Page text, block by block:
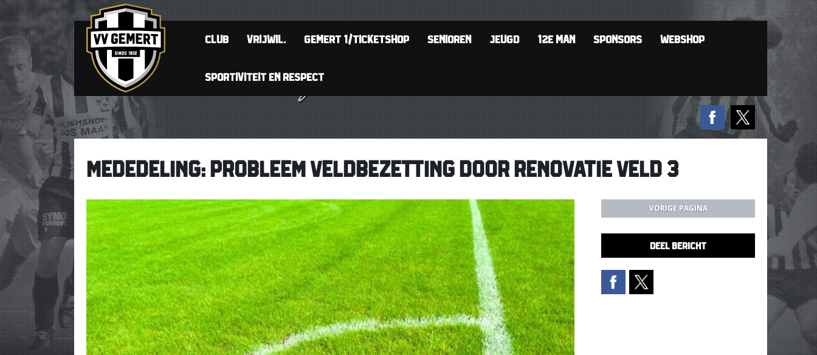
CLUB VRIJWIL. GEMERT 1/TICKETSHOP SENIOREN JEUGD 12E MAN SPONSORS WEBSHOP
SPORTIVITEIT EN RESPECT
MEDEDELING: PROBLEEM VELDBEZETTING DOOR RENOVATIE VELD 3
VORIGE PAGINA
DEEL BERICHT